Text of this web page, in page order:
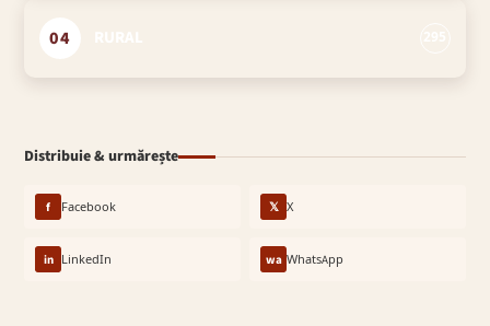
04
Distribuie & urmărește
f Facebook 𝕏 X
in LinkedIn wa WhatsApp